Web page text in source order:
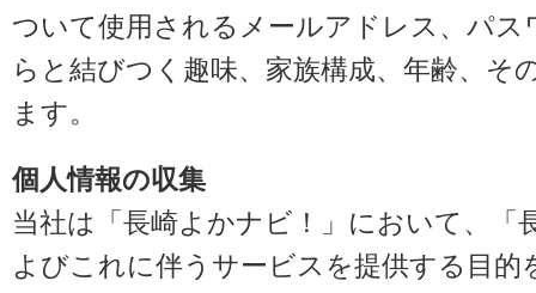
ついて使用されるメールアドレス、パ
らと結びつく趣味、家族構成、年齢、そ
ます。
個人情報の収集
当社は「長崎よかナビ！」において、「
よびこれに伴うサービスを提供する目的